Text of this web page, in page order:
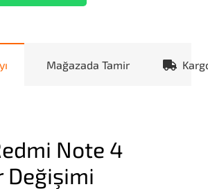
Mağazada Tamir
Note 4
Değişimi